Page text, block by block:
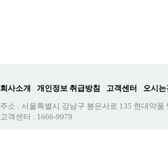
회사소개 개인정보 취급방침 고객센터
오시는
주소 : 서울특별시 강남구 봉은사로 135 현대약품
고객센터 : 1666-9979